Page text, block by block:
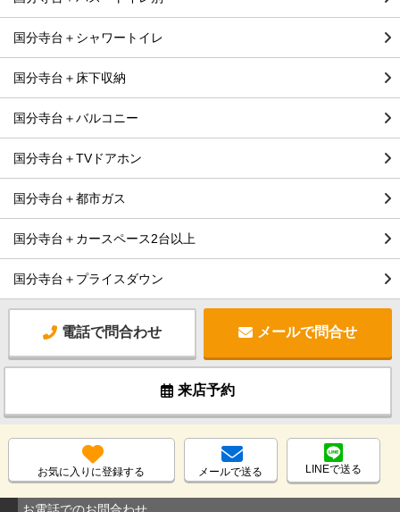
国分寺台＋シャワートイレ
国分寺台＋床下収納
国分寺台＋バルコニー
国分寺台＋TVドアホン
国分寺台＋都市ガス
国分寺台＋カースペース2台以上
国分寺台＋プライスダウン
電話で問合わせ メールで問合せ
来店予約
お気に入りに登録する メールで送る LINEで送る